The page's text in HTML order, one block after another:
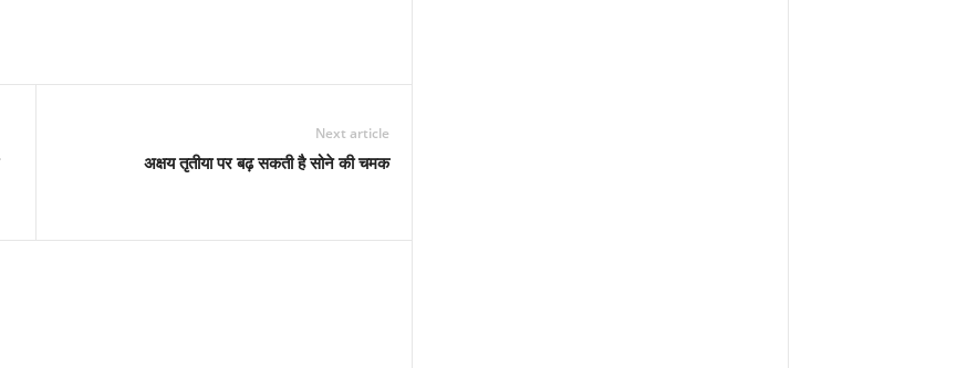
Next article
अक्षय तृतीया पर बढ़ सकती है सोने की चमक